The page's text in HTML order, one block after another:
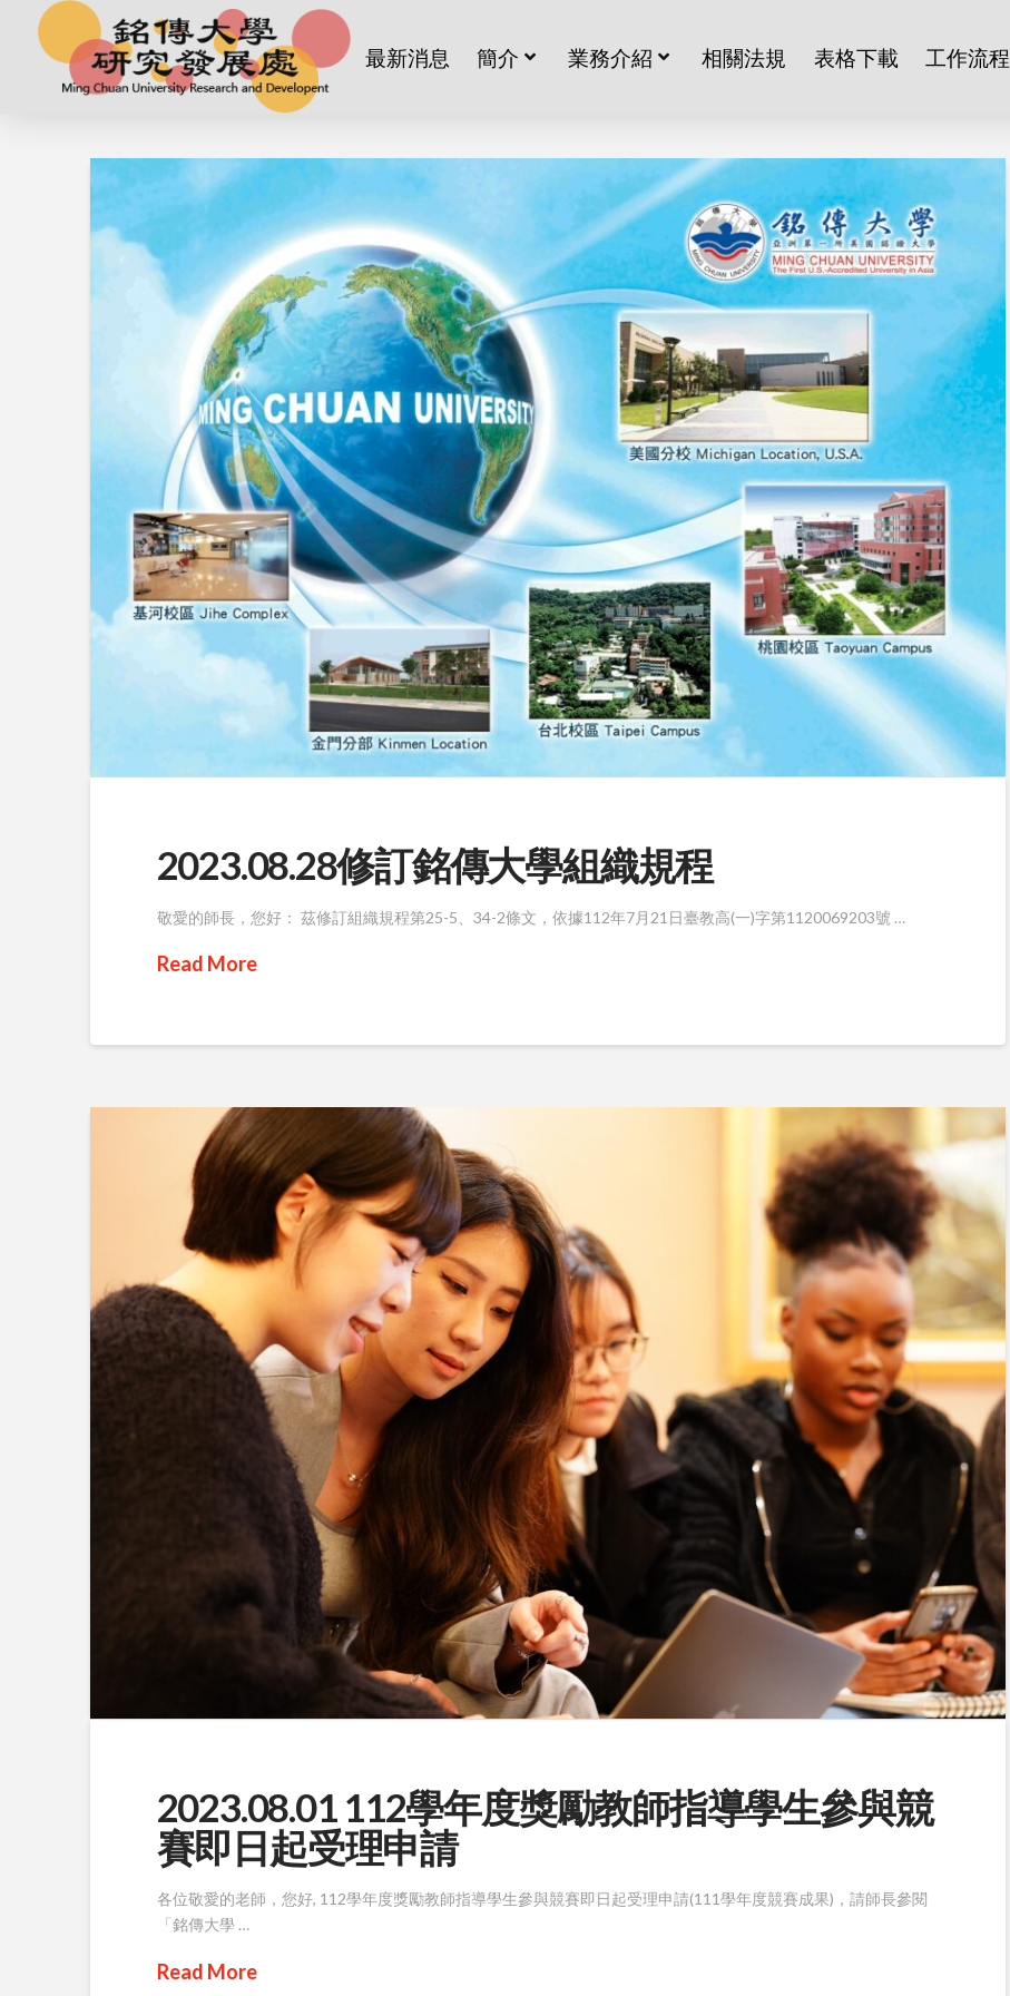
最新消息 簡介 業務介紹 相關法規 表格下載 工作流程
2023.08.28修訂銘傳大學組織規程
敬愛的師長，您好： 茲修訂組織規程第25-5、34-2條文，依據112年7月21日臺教高(一)字第1120069203號 …
Read More
2023.08.01 112學年度獎勵教師指導學生參與競
賽即日起受理申請
各位敬愛的老師，您好, 112學年度獎勵教師指導學生參與競賽即日起受理申請(111學年度競賽成果)，請師長參閱
「銘傳大學 …
Read More